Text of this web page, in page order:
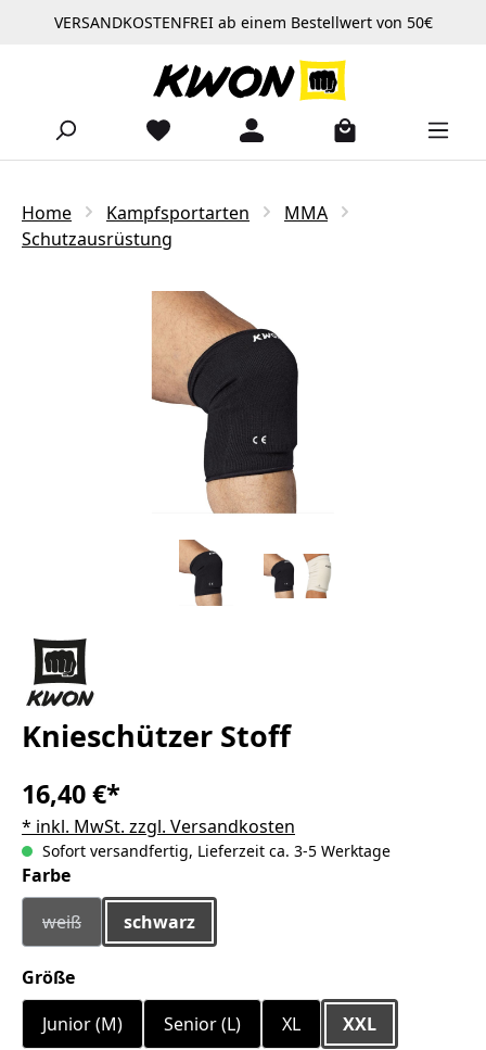
Zum Hauptinhalt springen
VERSANDKOSTENFREI ab einem Bestellwert von 50€
Home Kampfsportarten
MMA
Schutzausrüstung
Bildergalerie überspringen
Knieschützer Stoff
16,40 €*
* inkl. MwSt. zzgl. Versandkosten
Sofort versandfertig, Lieferzeit ca. 3-5 Werktage
Farbeauswählen
weiß(Diese Option ist zurzeit nicht verfügbar.)
schwarz
Größeauswählen
Junior (M)
Senior (L) XL XXL